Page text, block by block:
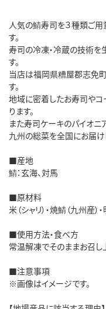
人気の鯖寿司を３種類ご用
す。
寿司の冷凍・冷蔵の技術を
す。
当店は福岡県糟屋郡志免
す。
地域に密着したお寿司や
ります。
また寿司ケーキのパイオニ
九州の総菜を全国にお届け
■産地
鯖：玄海、対馬
■原材料
米（シャリ）・焼鯖（九州産
■使用方法・食べ方
常温解凍でそのままお召し
■注意事項
※画像はイメージです。